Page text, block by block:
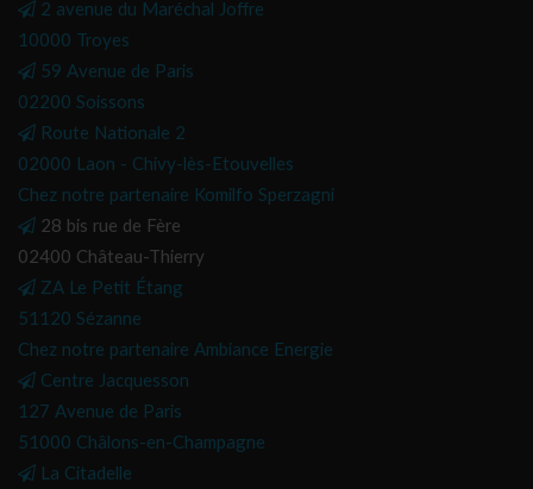
2 avenue du Maréchal Joffre
10000 Troyes
59 Avenue de Paris
02200 Soissons
Route Nationale 2
02000 Laon - Chivy-lès-Etouvelles
Chez notre partenaire Komilfo Sperzagni
28 bis rue de Fère
02400 Château-Thierry
ZA Le Petit Étang
51120 Sézanne
Chez notre partenaire Ambiance Energie
Centre Jacquesson
127 Avenue de Paris
51000 Châlons-en-Champagne
La Citadelle